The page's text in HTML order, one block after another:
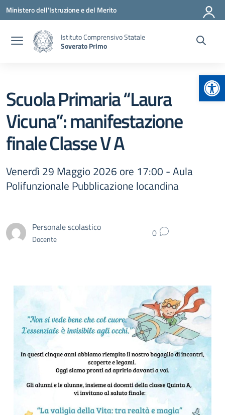
Vai ai contenuti
Vai al menu di navigazione
Vai al footer
Ministero dell'Istruzione e del Merito
Istituto Comprensivo Statale
Soverato Primo
Scuola Primaria “Laura
Vicuna”: manifestazione
finale Classe V A
Venerdì 29 Maggio 2026 ore 17:00 - Aula
Polifunzionale Pubblicazione locandina
Personale scolastico
Docente 0